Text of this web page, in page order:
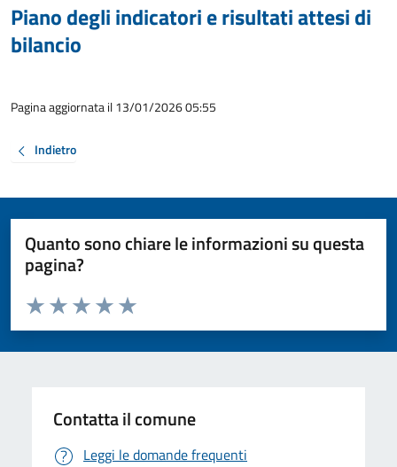
Piano degli indicatori e risultati attesi di
bilancio
Pagina aggiornata il 13/01/2026 05:55
Indietro
Quanto sono chiare le informazioni su questa
pagina?
Valuta da 1 a 5 stelle la pagina
Valuta 5 stelle su 5
Valuta 4 stelle su 5
Valuta 3 stelle su 5
Valuta 2 stelle su 5
Valuta 1 stelle su 5
Contatta il comune
Leggi le domande frequenti